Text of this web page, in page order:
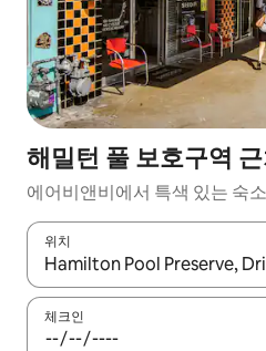
해밀턴 풀 보호구역
에어비앤비에서 특색 있는 숙
위치
결과가 나오면 위·아래 화살표
체크인